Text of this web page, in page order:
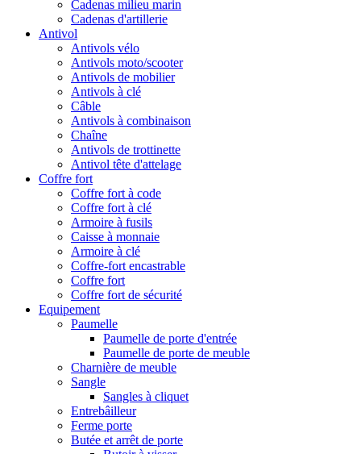
Cadenas milieu marin
Cadenas d'artillerie
Antivol
Antivols vélo
Antivols moto/scooter
Antivols de mobilier
Antivols à clé
Câble
Antivols à combinaison
Chaîne
Antivols de trottinette
Antivol tête d'attelage
Coffre fort
Coffre fort à code
Coffre fort à clé
Armoire à fusils
Caisse à monnaie
Armoire à clé
Coffre-fort encastrable
Coffre fort
Coffre fort de sécurité
Equipement
Paumelle
Paumelle de porte d'entrée
Paumelle de porte de meuble
Charnière de meuble
Sangle
Sangles à cliquet
Entrebâilleur
Ferme porte
Butée et arrêt de porte